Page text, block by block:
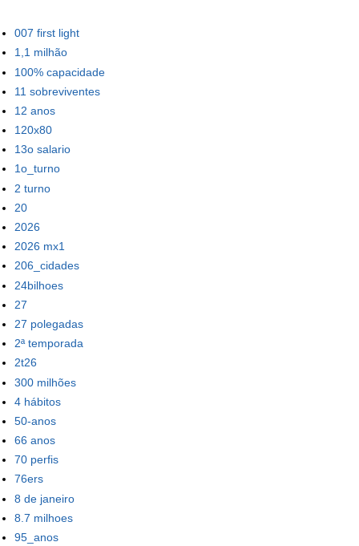
007 first light
1,1 milhão
100% capacidade
11 sobreviventes
12 anos
120x80
13o salario
1o_turno
2 turno
20
2026
2026 mx1
206_cidades
24bilhoes
27
27 polegadas
2ª temporada
2t26
300 milhões
4 hábitos
50-anos
66 anos
70 perfis
76ers
8 de janeiro
8.7 milhoes
95_anos